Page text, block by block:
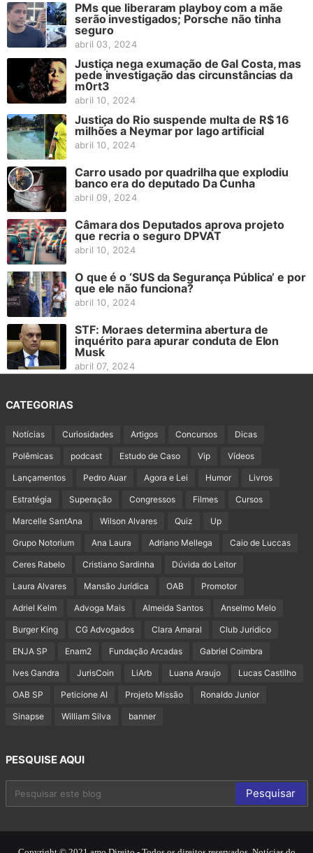
PMs que liberaram playboy com a mãe
serão investigados; Porsche não tinha
seguro
abril 03, 2024
Justiça nega exumação de Gal Costa, mas
pede investigação das circunstâncias da
m0rt3
abril 10, 2024
Justiça do Rio suspende multa de R$ 16
milhões a Neymar por lago artificial
abril 10, 2024
Carro usado por quadrilha que explodiu
banco era do deputado Da Cunha
abril 09, 2024
Câmara dos Deputados aprova projeto
que recria o seguro DPVAT
abril 10, 2024
O que é o ‘SUS da Segurança Pública’ e por
que ele não funciona?
abril 10, 2024
STF: Moraes determina abertura de
inquérito para apurar conduta de Elon
Musk
abril 07, 2024
CATEGORIAS
Notícias Curiosidades Artigos Concursos Dicas
Polêmicas podcast Estudo de Caso Vip Vídeos
Lançamentos Pedro Auar Agora e Lei Humor Livros
Estratégia Superação Congressos Filmes Cursos
Marcelle SantAna Wilson Alvares Quiz Up
Grupo Notorium Ana Laura Adriano Mellega Caio de Luccas
Ceres Rabelo Cristiano Sardinha Dúvida do Leitor
Laura Alvares Mansão Jurídica OAB Promotor
Adriel Kelm Advoga Mais Almeida Santos Anselmo Melo
Burger King CG Advogados Clara Amaral Club Juridico
ENJA SP Enam2 Fundação Arcadas Gabriel Coimbra
Ives Gandra JurisCoin LiArb Luana Araujo Lucas Castilho
OAB SP Peticione AI Projeto Missão Ronaldo Junior
Sinapse William Silva banner
PESQUISE AQUI